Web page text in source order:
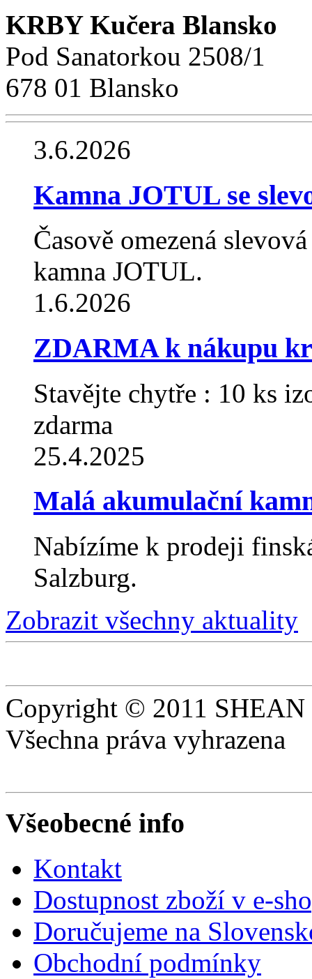
KRBY Kučera Blansko
Pod Sanatorkou 2508/1
678 01 Blansko
3.6.2026
Kamna JOTUL se
Časově omezená
kamna JOTUL.
1.6.2026
ZDARMA k nákupu
Stavějte chytře : 10 ks
zdarma
25.4.2025
Malá akumulační
Nabízíme k prodeji
Salzburg.
Zobrazit všechny aktuality
Copyright © 2011 SHEAN
Všechna práva vyhrazena
Všeobecné info
Kontakt
Dostupnost zboží v e-
Doručujeme na
Obchodní podmínky